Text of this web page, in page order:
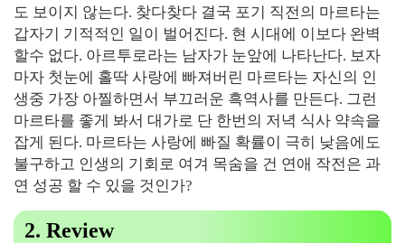
도 보이지 않는다. 찾다찾다 결국 포기 직전의 마르타는
갑자기 기적적인 일이 벌어진다. 현 시대에 이보다 완벽
할수 없다. 아르투로라는 남자가 눈앞에 나타난다. 보자
마자 첫눈에 홀딱 사랑에 빠져버린 마르타는 자신의 인
생중 가장 아찔하면서 부끄러운 흑역사를 만든다. 그런
마르타를 좋게 봐서 대가로 단 한번의 저녁 식사 약속을
잡게 된다. 마르타는 사랑에 빠질 확률이 극히 낮음에도
불구하고 인생의 기회로 여겨 목숨을 건 연애 작전은 과
연 성공 할 수 있을 것인가?
2. Review